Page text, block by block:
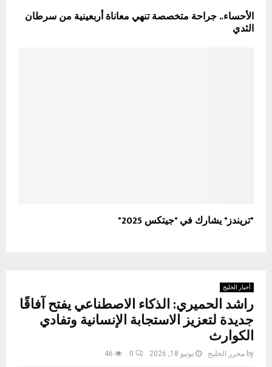
الأحساء.. جراحة متخصصة تنهي معاناة أربعينية من سرطان
الثدي
"تريندز" يشارك في "جيتكس 2025"
أخبار الخليج
راشد الحميري: الذكاء الاصطناعي يفتح آفاقًا
جديدة لتعزيز الاستجابة الإنسانية وتفادي
الكوارث
by محرر الخليج يونيو 18, 2026 0
46